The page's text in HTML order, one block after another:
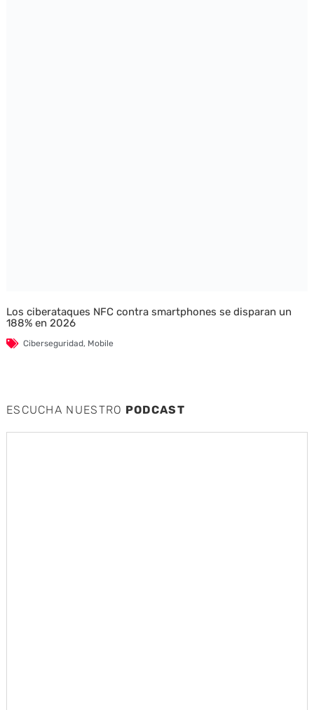
Los ciberataques NFC contra smartphones se disparan un
188% en 2026
Ciberseguridad, Mobile
ESCUCHA NUESTRO PODCAST